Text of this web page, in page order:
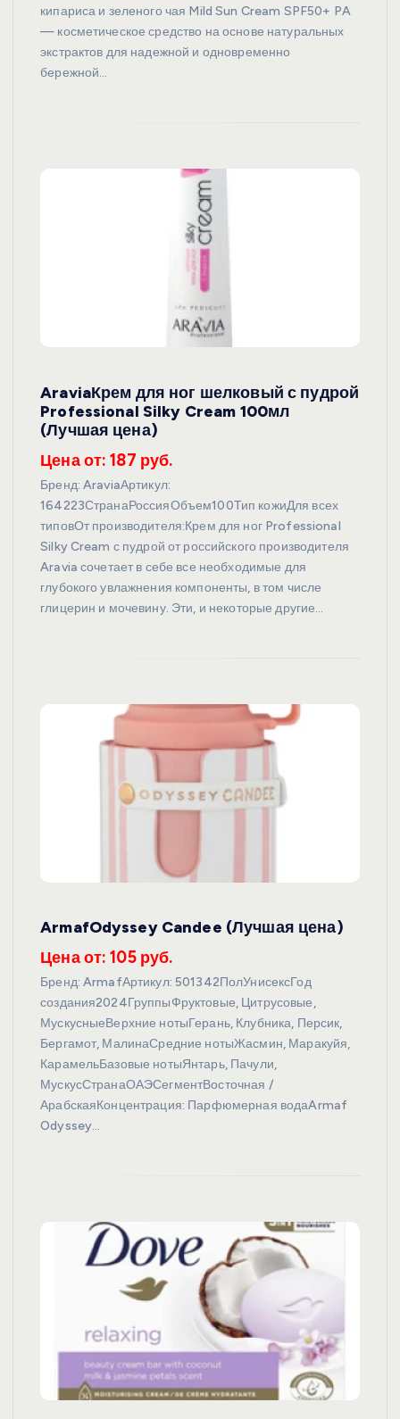
кипариса и зеленого чая Mild Sun Cream SPF50+ PA
— косметическое средство на основе натуральных
экстрактов для надежной и одновременно
бережной…
AraviaКрем для ног шелковый с пудрой
Professional Silky Cream 100мл
(Лучшая цена)
Цена от: 187 руб.
Бренд: AraviaАртикул:
164223СтранаРоссияОбъем100Тип кожиДля всех
типовОт производителя:Крем для ног Professional
Silky Cream с пудрой от российского производителя
Aravia сочетает в себе все необходимые для
глубокого увлажнения компоненты, в том числе
глицерин и мочевину. Эти, и некоторые другие…
ArmafOdyssey Candee (Лучшая цена)
Цена от: 105 руб.
Бренд: ArmafАртикул: 501342ПолУнисексГод
создания2024ГруппыФруктовые, Цитрусовые,
МускусныеВерхние нотыГерань, Клубника, Персик,
Бергамот, МалинаСредние нотыЖасмин, Маракуйя,
КарамельБазовые нотыЯнтарь, Пачули,
МускусСтранаОАЭСегментВосточная /
АрабскаяКонцентрация: Парфюмерная водаArmaf
Odyssey…